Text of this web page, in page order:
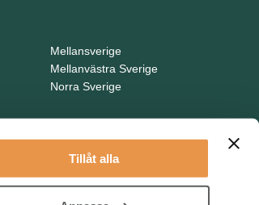
Tillåt alla
Mellansverige
Mellanvästra Sverige
Norra Sverige